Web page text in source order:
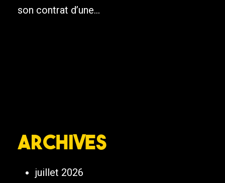
son contrat d’une...
Archives
juillet 2026